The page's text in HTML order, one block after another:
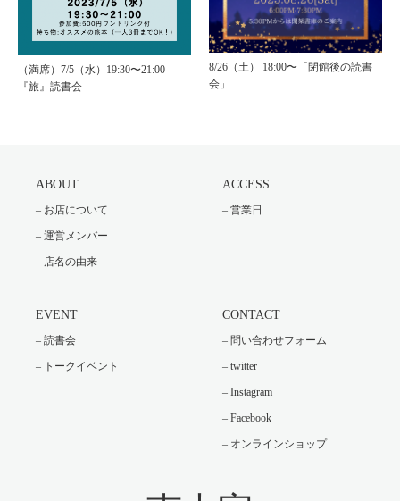
（満席）7/5（水）19:30〜21:00
『旅』読書会
8/26（土） 18:00〜「閉館後の読書
会」
ABOUT
– お店について
– 運営メンバー
– 店名の由来
ACCESS
– 営業日
EVENT
– 読書会
– トークイベント
CONTACT
– 問い合わせフォーム
– twitter
– Instagram
– Facebook
– オンラインショップ